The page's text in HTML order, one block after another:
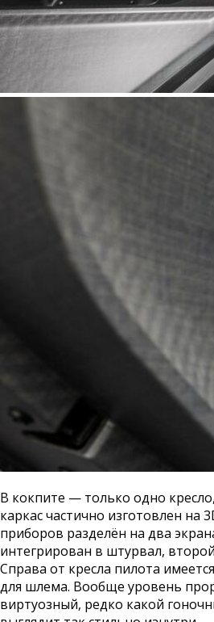
В кокпите — только одно
каркас частично изготовлен на
приборов разделён на два
интегрирован в штурвал,
Справа от кресла пилота
для шлема. Вообще уровень
виртуозный, редко какой